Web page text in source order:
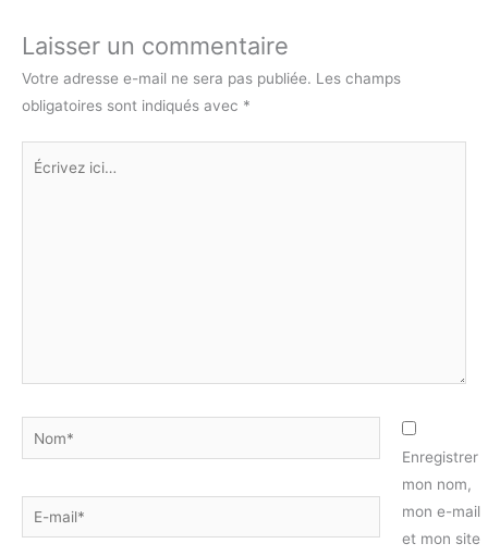
Laisser un commentaire
Votre adresse e-mail ne sera pas publiée. Les champs
obligatoires sont indiqués avec *
Écrivez
Nom*
E-
mail*
Enregistrer
mon nom,
mon e-mail
et mon site